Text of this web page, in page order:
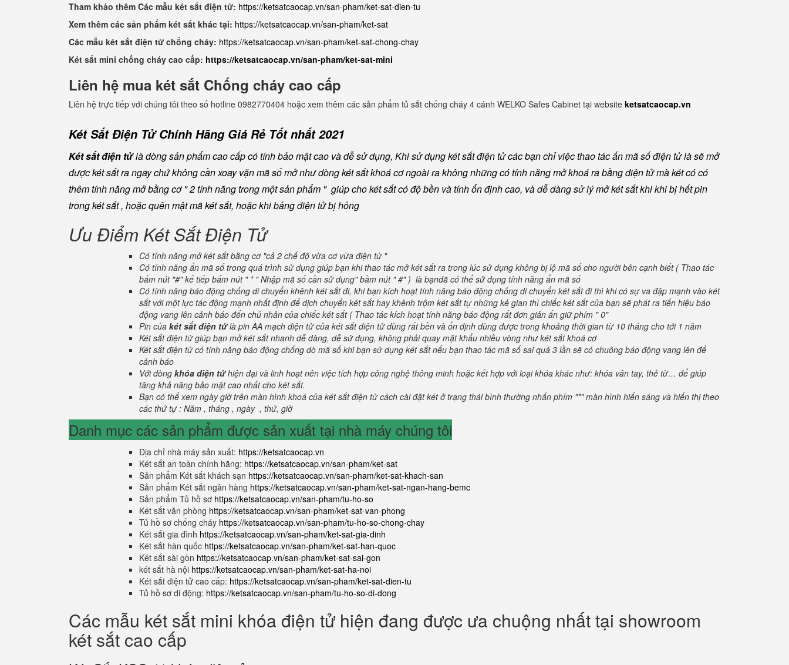
Tham khảo thêm Các mẫu két sắt điện tử: https://ketsatcaocap.vn/san-pham/ket-sat-dien-tu
Xem thêm các sản phẩm két sắt khác tại: https://ketsatcaocap.vn/san-pham/ket-sat
Các mẫu két sắt điện tử chống cháy: https://ketsatcaocap.vn/san-pham/ket-sat-chong-chay
Két sắt mini chống cháy cao cấp: https://ketsatcaocap.vn/san-pham/ket-sat-mini
Liên hệ mua két sắt Chống cháy cao cấp
Liên hệ trực tiếp với chúng tôi theo số hotline 0982770404 hoặc xem thêm các sản phẩm tủ sắt chống cháy 4 cánh WELKO Safes Cabinet tại website ketsatcaocap.vn
Két Sắt Điện Tử Chính Hãng Giá Rẻ Tốt nhất 2021
Két sắt điện tửlà dòng sản phẩm cao cấp có tính bảo mật cao và dễ sử dụng, Khi sử dụng két sắt điện tử các bạn chỉ việc thao tác ấn mã số điện tử là sẽ mở
được két sắt ra ngay chứ không cần xoay vặn mã số mở như dòng két sắt khoá cơ ngoài ra không những có tính năng mở khoá ra bằng điện tử mà két có có
thêm tính năng mở bằng cơ " 2 tính năng trong một sản phẩm " giúp cho két sắt có độ bền và tính ổn định cao, và dễ dàng sử lý mở két sắt khi khi bị hết pin
trong két sắt , hoặc quên mật mã két sắt, hoặc khi bảng điện tử bị hỏng
Ưu Điểm Két Sắt Điện Tử
Có tính năng mở két sắt bằng cơ "cả 2 chế độ vừa cơ vừa điện tử "
Có tính năng ẩn mã số trong quá trình sử dụng giúp bạn khi thao tác mở két sắt ra trong lúc sử dụng không bị lộ mã số cho người bên cạnh biết ( Thao tác
bấm nút "#" kế tiếp bấm nút " * " Nhập mã số cần sử dụng" bầm nút " #" ) là bạnđã có thể sử dụng tính năng ẩn mã số
Có tính năng báo động chống di chuyển khênh két sắt đi, khi bạn kích hoạt tính năng báo động chống di chuyển két sắt đi thì khi có sự va đập mạnh vào két
sắt với một lực tác động mạnh nhất định để dịch chuyển két sắt hay khênh trộm két sắt tự những kẻ gian thì chiếc két sắt của bạn sẽ phát ra tiến hiệu báo
động vang lên cảnh báo đến chủ nhân của chiếc két sắt ( Thao tác kích hoạt tính năng báo động rất đơn giản ấn giữ phím " 0"
Pin của két sắt điện tửlà pin AA mạch điện tử của két sắt điện tử dùng rất bền và ổn định dùng được trong khoảng thời gian từ 10 tháng cho tới 1 năm
Két sắt điện tử giúp bạn mở két sắt nhanh dễ dàng, dễ sử dụng, không phải quay mật khẩu nhiều vòng như két sắt khoá cơ
Két sắt điện tử có tính năng báo động chống dò mã số khi bạn sử dụng két sắt nếu bạn thao tác mã số sai quá 3 lần sẽ có chuông báo động vang lên để
cảnh báo
Với dòng khóa điện tửhiện đại và linh hoạt nên việc tích hợp công nghệ thông minh hoặc kết hợp với loại khóa khác như: khóa vân tay, thẻ từ… để giúp
tăng khả năng bảo mật cao nhất cho két sắt.
Bạn có thể xem ngày giờ trên màn hình khoá của két sắt điện tử cách cài đặt két ở trạng thái bình thường nhấn phím "*" màn hình hiển sáng và hiển thị theo
các thứ tự : Năm , tháng , ngày , thứ, giờ
Danh mục các sản phẩm được sản xuất tại nhà máy chúng tôi
Địa chỉ nhà máy sản xuất: https://ketsatcaocap.vn
Két sắt an toàn chính hãng: https://ketsatcaocap.vn/san-pham/ket-sat
Sản phẩm Két sắt khách sạn https://ketsatcaocap.vn/san-pham/ket-sat-khach-san
Sản phẩm Két sắt ngân hàng https://ketsatcaocap.vn/san-pham/ket-sat-ngan-hang-bemc
Sản phẩm Tủ hồ sơ https://ketsatcaocap.vn/san-pham/tu-ho-so
Két sắt văn phòng https://ketsatcaocap.vn/san-pham/ket-sat-van-phong
Tủ hồ sơ chống cháy https://ketsatcaocap.vn/san-pham/tu-ho-so-chong-chay
Két sắt gia đình https://ketsatcaocap.vn/san-pham/ket-sat-gia-dinh
Két sắt hàn quốc https://ketsatcaocap.vn/san-pham/ket-sat-han-quoc
Két sắt sài gòn https://ketsatcaocap.vn/san-pham/ket-sat-sai-gon
két sắt hà nội https://ketsatcaocap.vn/san-pham/ket-sat-ha-noi
Két sắt điện tử cao cấp: https://ketsatcaocap.vn/san-pham/ket-sat-dien-tu
Tủ hồ sơ di động: https://ketsatcaocap.vn/san-pham/tu-ho-so-di-dong
Các mẫu két sắt mini khóa điện tử hiện đang được ưa chuộng nhất tại showroom
két sắt cao cấp